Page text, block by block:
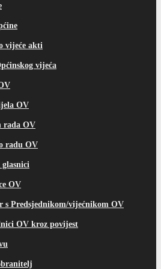
vijeće akti
vijeća
OV
rada OV
radu OV
glasnici
OV
s Predsjednikom/vijećnikom OV
OV kroz povijest